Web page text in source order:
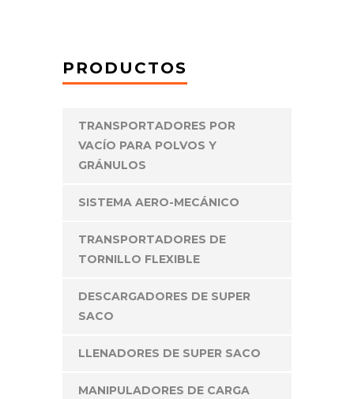
PRODUCTOS
TRANSPORTADORES POR
VACÍO PARA POLVOS Y
GRÁNULOS
SISTEMA AERO-MECÁNICO
TRANSPORTADORES DE
TORNILLO FLEXIBLE
DESCARGADORES DE SUPER
SACO
LLENADORES DE SUPER SACO
MANIPULADORES DE CARGA